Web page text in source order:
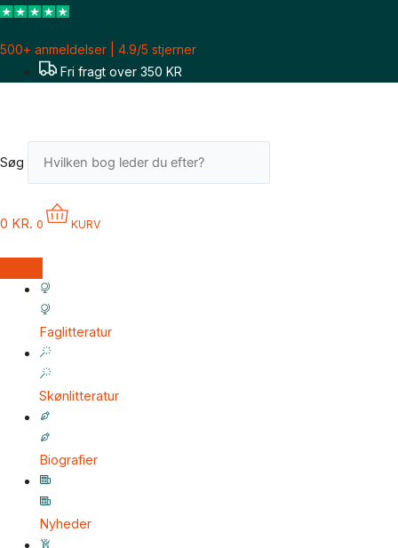
Gå
indholdet
500+ anmeldelser | 4.9/5 stjerner
Fri fragt over 350 KR
Søg
0 KR. 0 KURV
Faglitteratur
Skønlitteratur
Biografier
Nyheder
seneste